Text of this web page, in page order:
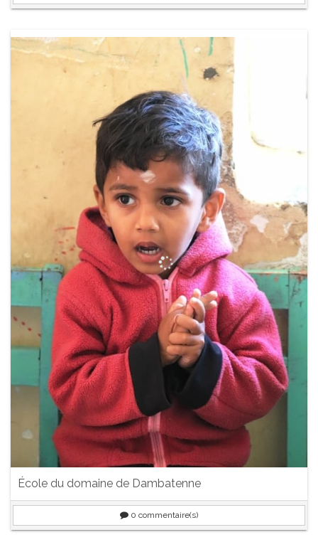
École du domaine de Dambatenne
0 commentaire(s)